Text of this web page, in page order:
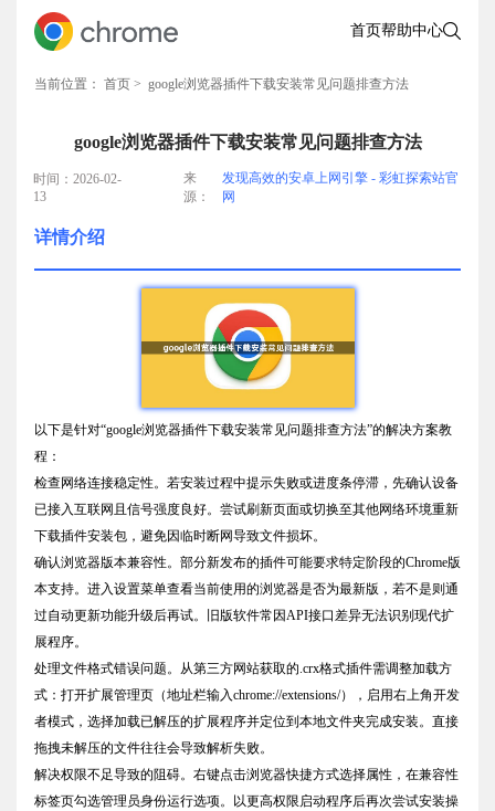
首页帮助中心
当前位置： 首页 > google浏览器插件下载安装常见问题排查方法
google浏览器插件下载安装常见问题排查方法
时间：2026-02-
13
来
源：
发现高效的安卓上网引擎 - 彩虹探索站官
网
详情介绍
以下是针对“google浏览器插件下载安装常见问题排查方法”的解决方案教
程：
检查网络连接稳定性。若安装过程中提示失败或进度条停滞，先确认设备
已接入互联网且信号强度良好。尝试刷新页面或切换至其他网络环境重新
下载插件安装包，避免因临时断网导致文件损坏。
确认浏览器版本兼容性。部分新发布的插件可能要求特定阶段的Chrome版
本支持。进入设置菜单查看当前使用的浏览器是否为最新版，若不是则通
过自动更新功能升级后再试。旧版软件常因API接口差异无法识别现代扩
展程序。
处理文件格式错误问题。从第三方网站获取的.crx格式插件需调整加载方
式：打开扩展管理页（地址栏输入chrome://extensions/），启用右上角开发
者模式，选择加载已解压的扩展程序并定位到本地文件夹完成安装。直接
拖拽未解压的文件往往会导致解析失败。
解决权限不足导致的阻碍。右键点击浏览器快捷方式选择属性，在兼容性
标签页勾选管理员身份运行选项。以更高权限启动程序后再次尝试安装操